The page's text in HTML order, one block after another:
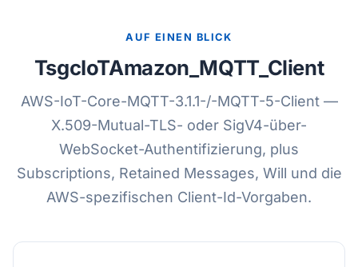
AUF EINEN BLICK
TsgcIoTAmazon_MQTT_Client
AWS-IoT-Core-MQTT-3.1.1-/-MQTT-5-Client —
X.509-Mutual-TLS- oder SigV4-über-
WebSocket-Authentifizierung, plus
Subscriptions, Retained Messages, Will und die
AWS-spezifischen Client-Id-Vorgaben.